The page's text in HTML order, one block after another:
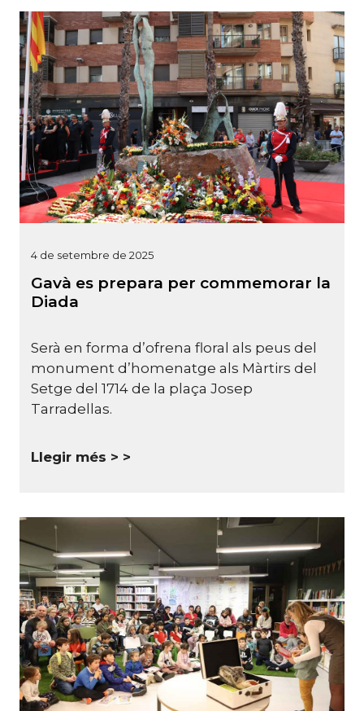
4 de setembre de 2025
Gavà es prepara per commemorar la
Diada
Serà en forma d’ofrena floral als peus del
monument d’homenatge als Màrtirs del
Setge del 1714 de la plaça Josep
Tarradellas.
Llegir més >